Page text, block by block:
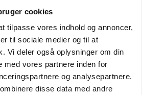
cookies
tilpasse vores indhold og annoncer,
til sociale medier og til at
Vi deler også oplysninger om din
med vores partnere inden for
og analysepartnere.
disse data med andre
Annonce